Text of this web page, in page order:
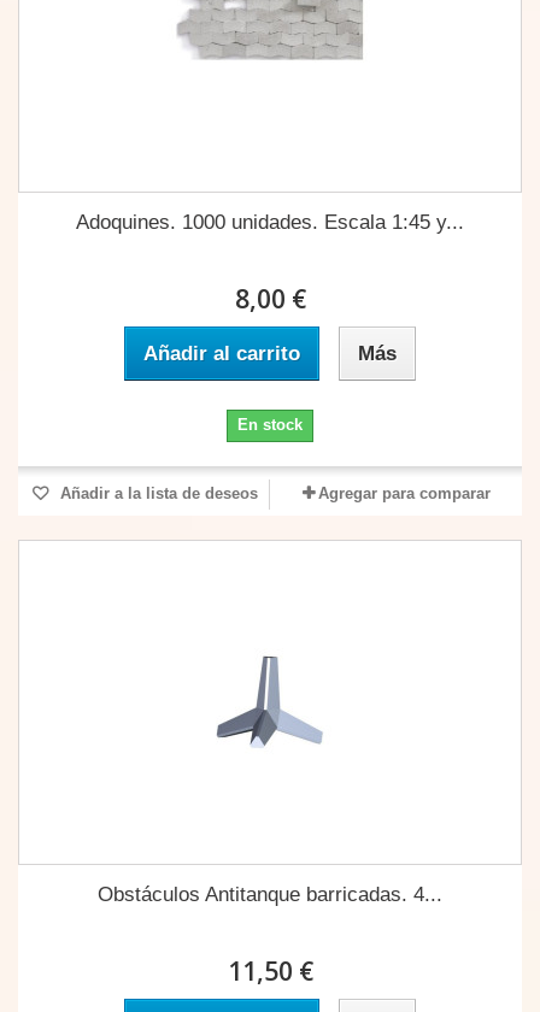
Adoquines. 1000 unidades. Escala 1:45 y...
8,00 €
Añadir al carrito Más
En stock
Añadir a la lista de deseos Agregar para comparar
Obstáculos Antitanque barricadas. 4...
11,50 €